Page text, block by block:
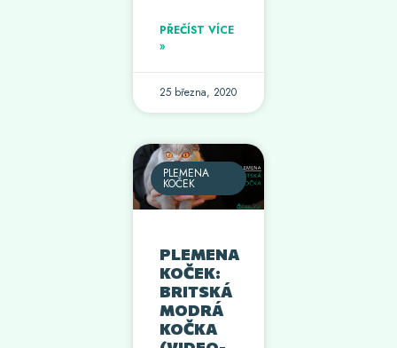
PŘEČÍST VÍCE
»
25 března, 2020
PLEMENA
KOČEK
PLEMENA
KOČEK:
BRITSKÁ
MODRÁ
KOČKA